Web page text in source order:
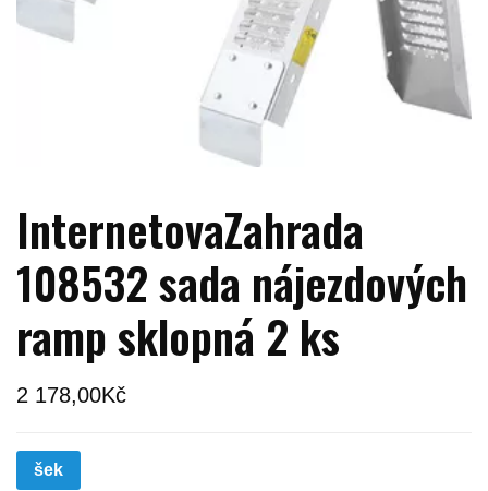
InternetovaZahrada
108532 sada nájezdových
ramp sklopná 2 ks
2 178,00Kč
šek